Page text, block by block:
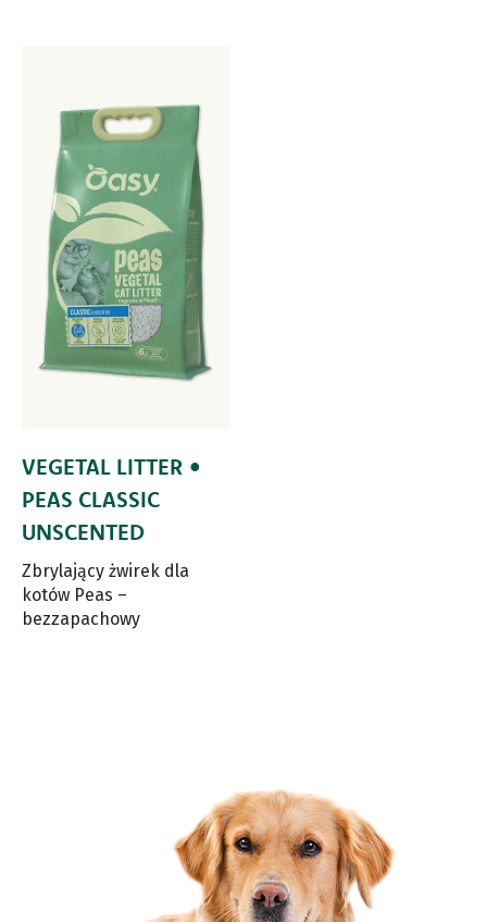
VEGETAL LITTER •
PEAS CLASSIC
UNSCENTED
Zbrylający żwirek dla
kotów Peas –
bezzapachowy